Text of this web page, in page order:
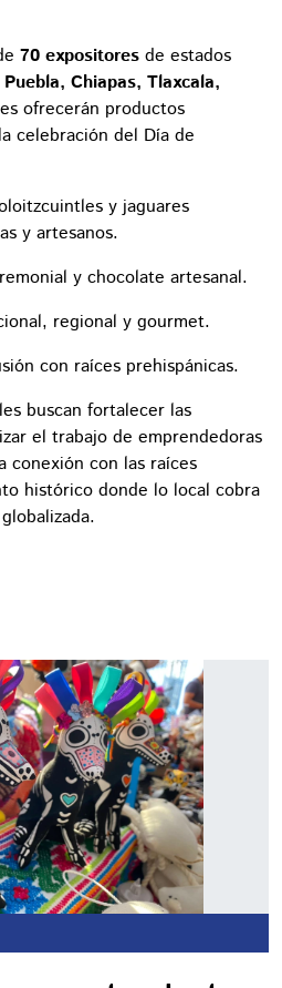
70 expositores de estados
Chiapas, Tlaxcala,
ofrecerán productos
celebración del Día de
y jaguares
y artesanos.
y chocolate artesanal.
regional y gourmet.
con raíces prehispánicas.
buscan fortalecer las
el trabajo de emprendedoras
conexión con las raíces
histórico donde lo local cobra